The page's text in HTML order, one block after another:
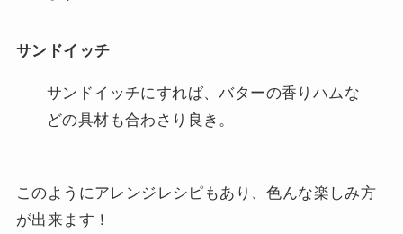
サンドイッチ
サンドイッチにすれば、バターの香りハムな
どの具材も合わさり良き。
このようにアレンジレシピもあり、色んな楽しみ方
が出来ます！